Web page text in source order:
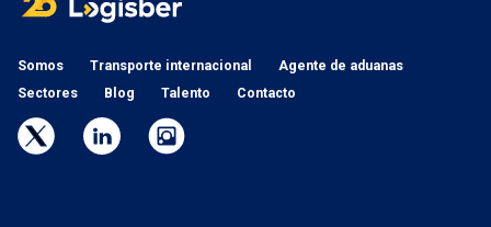
Somos Transporte internacional
Agente de aduanas
Sectores
Blog Talento Contacto